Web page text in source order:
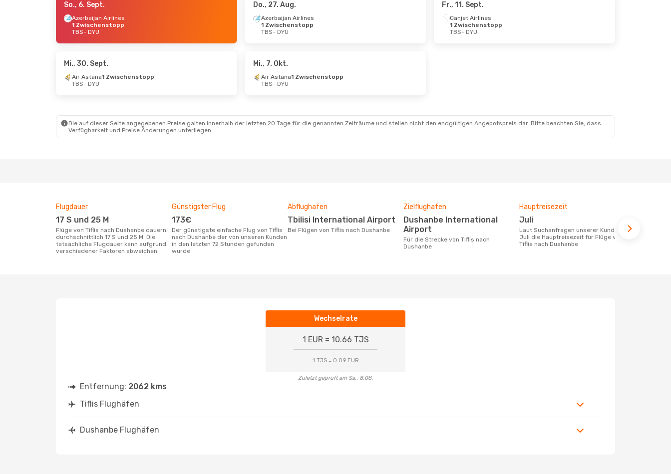
- So., 30. Aug.
So., 6. Sept.
Azerbaijan Airlines
1 Zwischenstopp
TBS- DYU
Do., 27. Aug.
Azerbaijan Airlines
1 Zwischenstopp
TBS- DYU
Fr., 11. Sept.
Canjet Airlines
1 Zwischenstopp
TBS- DYU
Mi., 30. Sept.
Air Astana1 Zwischenstopp
TBS- DYU
Mi., 7. Okt.
Air Astana1 Zwischenstopp
TBS- DYU
Die auf dieser Seite angegebenen Preise galten innerhalb der letzten 20 Tage für die genannten Zeiträume und stellen nicht den endgültigen Angebotspreis dar. Bitte beachten Sie, dass
Verfügbarkeit und Preise Änderungen unterliegen.
Flugdauer
17 S und 25 M
Flüge von Tiflis nach Dushanbe dauern
durchschnittlich 17 S und 25 M. Die
tatsächliche Flugdauer kann aufgrund
verschiedener Faktoren abweichen.
Günstigster Flug
173€
Der günstigste einfache Flug von Tiflis
nach Dushanbe der von unseren Kunden
in den letzten 72 Stunden gefunden
wurde
Abflughafen
Tbilisi International Airport
Bei Flügen von Tiflis nach Dushanbe
Zielflughafen
Dushanbe International
Airport
Für die Strecke von Tiflis nach
Dushanbe
Hauptreisezeit
Juli
Laut Suchanfragen unserer Kunden ist
Juli die Hauptreisezeit für Flüge von
Tiflis nach Dushanbe
Wechselrate
1 EUR = 10.66 TJS
1 TJS = 0.09 EUR
Zuletzt geprüft am Sa., 8.08.
Entfernung: 2062 kms
Tiflis Flughäfen
Dushanbe Flughäfen